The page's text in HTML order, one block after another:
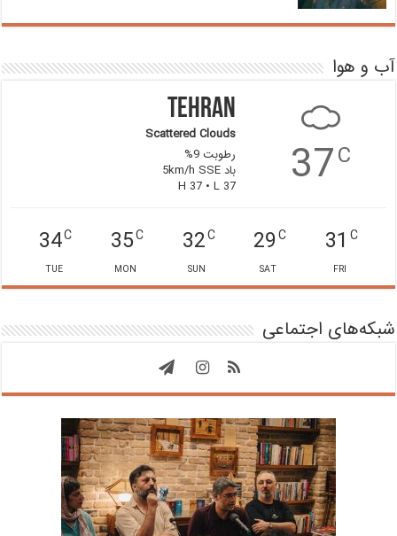
آب و هوا
37C
Tehran
Scattered Clouds
رطوبت 9%
باد 5km/h SSE
H 37 • L 37
31 C
FRI
29C
SAT
32C
SUN
35C
MON
34C
TUE
شبکه‌های اجتماعی